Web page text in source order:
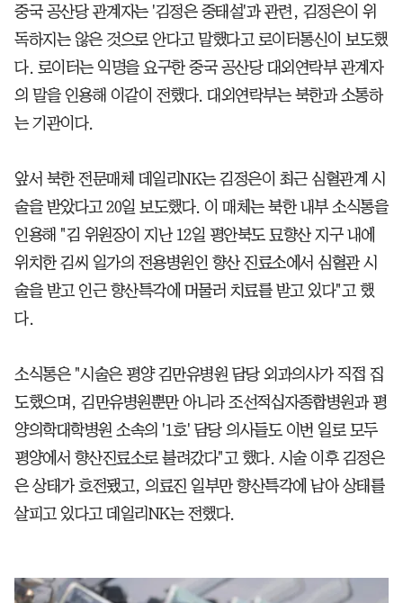
중국 공산당 관계자는 '김정은 중태설'과 관련, 김정은이 위
독하지는 않은 것으로 안다고 말했다고 로이터통신이 보도했
다. 로이터는 익명을 요구한 중국 공산당 대외연락부 관계자
의 말을 인용해 이같이 전했다. 대외연락부는 북한과 소통하
는 기관이다.
앞서 북한 전문매체 데일리NK는 김정은이 최근 심혈관계 시
술을 받았다고 20일 보도했다. 이 매체는 북한 내부 소식통을
인용해 "김 위원장이 지난 12일 평안북도 묘향산 지구 내에
위치한 김씨 일가의 전용병원인 향산 진료소에서 심혈관 시
술을 받고 인근 향산특각에 머물러 치료를 받고 있다"고 했
다.
소식통은 "시술은 평양 김만유병원 담당 외과의사가 직접 집
도했으며, 김만유병원뿐만 아니라 조선적십자종합병원과 평
양의학대학병원 소속의 '1호' 담당 의사들도 이번 일로 모두
평양에서 향산진료소로 불려갔다"고 했다. 시술 이후 김정은
은 상태가 호전됐고, 의료진 일부만 향산특각에 남아 상태를
살피고 있다고 데일리NK는 전했다.